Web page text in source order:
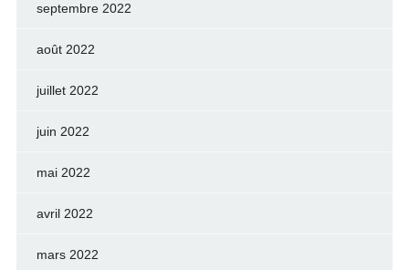
septembre 2022
août 2022
juillet 2022
juin 2022
mai 2022
avril 2022
mars 2022